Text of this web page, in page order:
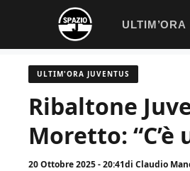
contenuto
ULTIM’ORA
ULTIM'ORA JUVENTUS
Ribaltone
Moretto:
20 Ottobre 2025 - 20:41di Claudio